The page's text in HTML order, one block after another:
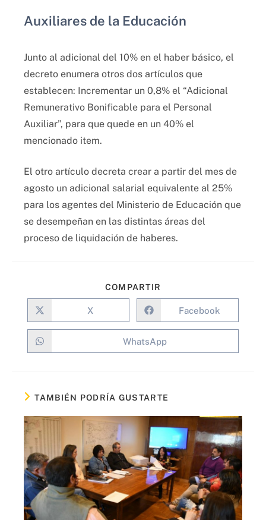
Auxiliares de la Educación
Junto al adicional del 10% en el haber básico, el
decreto enumera otros dos artículos que
establecen: Incrementar un 0,8% el “Adicional
Remunerativo Bonificable para el Personal
Auxiliar”, para que quede en un 40% el
mencionado item.
El otro artículo decreta crear a partir del mes de
agosto un adicional salarial equivalente al 25%
para los agentes del Ministerio de Educación que
se desempeñan en las distintas áreas del
proceso de liquidación de haberes.
COMPARTIR
X Facebook
WhatsApp
TAMBIÉN PODRÍA GUSTARTE